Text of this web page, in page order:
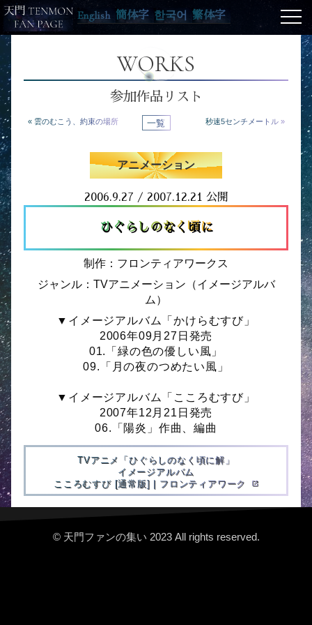
English 簡体字 한국어 繁体字
WORKS
参加作品リスト
« 雲のむこう、約束の場所 一覧 秒速5センチメートル »
アニメーション
2006.9.27 / 2007.12.21 公開
ひぐらしのなく頃に
制作：フロンティアワークス
ジャンル：TVアニメーション（イメージアルバ
ム）
▼イメージアルバム「かけらむすび」
2006年09月27日発売
01.「緑の色の優しい風」
09.「月の夜のつめたい風」
▼イメージアルバム「こころむすび」
2007年12月21日発売
06.「陽炎」作曲、編曲
TVアニメ「ひぐらしのなく頃に解」
イメージアルバム
こころむすび [通常版] | フロンティアワーク
open_in_new
© 天門ファンの集い 2023 All rights reserved.